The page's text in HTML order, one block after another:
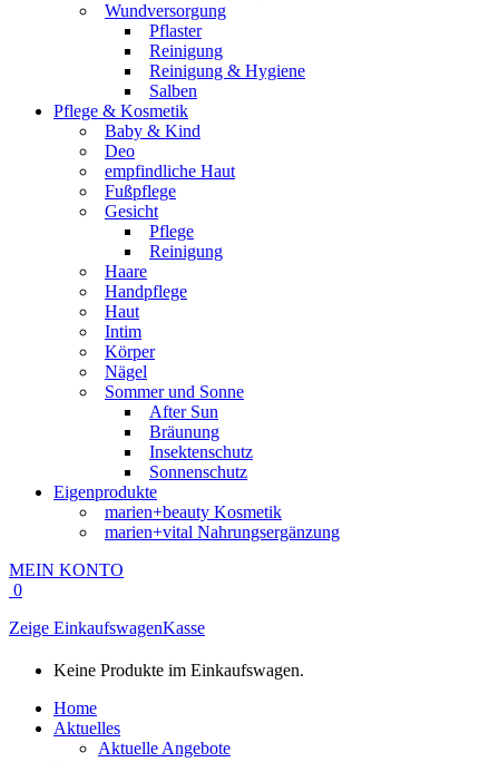
Wundversorgung
Pflaster
Reinigung
Reinigung & Hygiene
Salben
Pflege & Kosmetik
Baby & Kind
Deo
empfindliche Haut
Fußpflege
Gesicht
Pflege
Reinigung
Haare
Handpflege
Haut
Intim
Körper
Nägel
Sommer und Sonne
After Sun
Bräunung
Insektenschutz
Sonnenschutz
Eigenprodukte
marien+beauty Kosmetik
marien+vital Nahrungsergänzung
MEIN KONTO
0
Zeige EinkaufswagenKasse
Keine Produkte im Einkaufswagen.
Home
Aktuelles
Aktuelle Angebote